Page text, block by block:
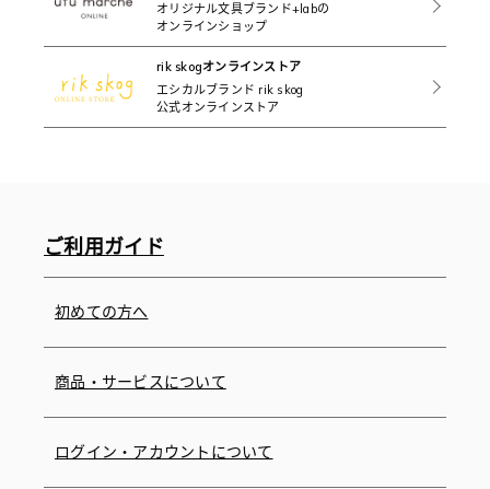
オリジナル文具ブランド+labの
オンラインショップ
rik skogオンラインストア
エシカルブランド rik skog
公式オンラインストア
ご利用ガイド
初めての方へ
商品・サービスについて
ログイン・アカウントについて